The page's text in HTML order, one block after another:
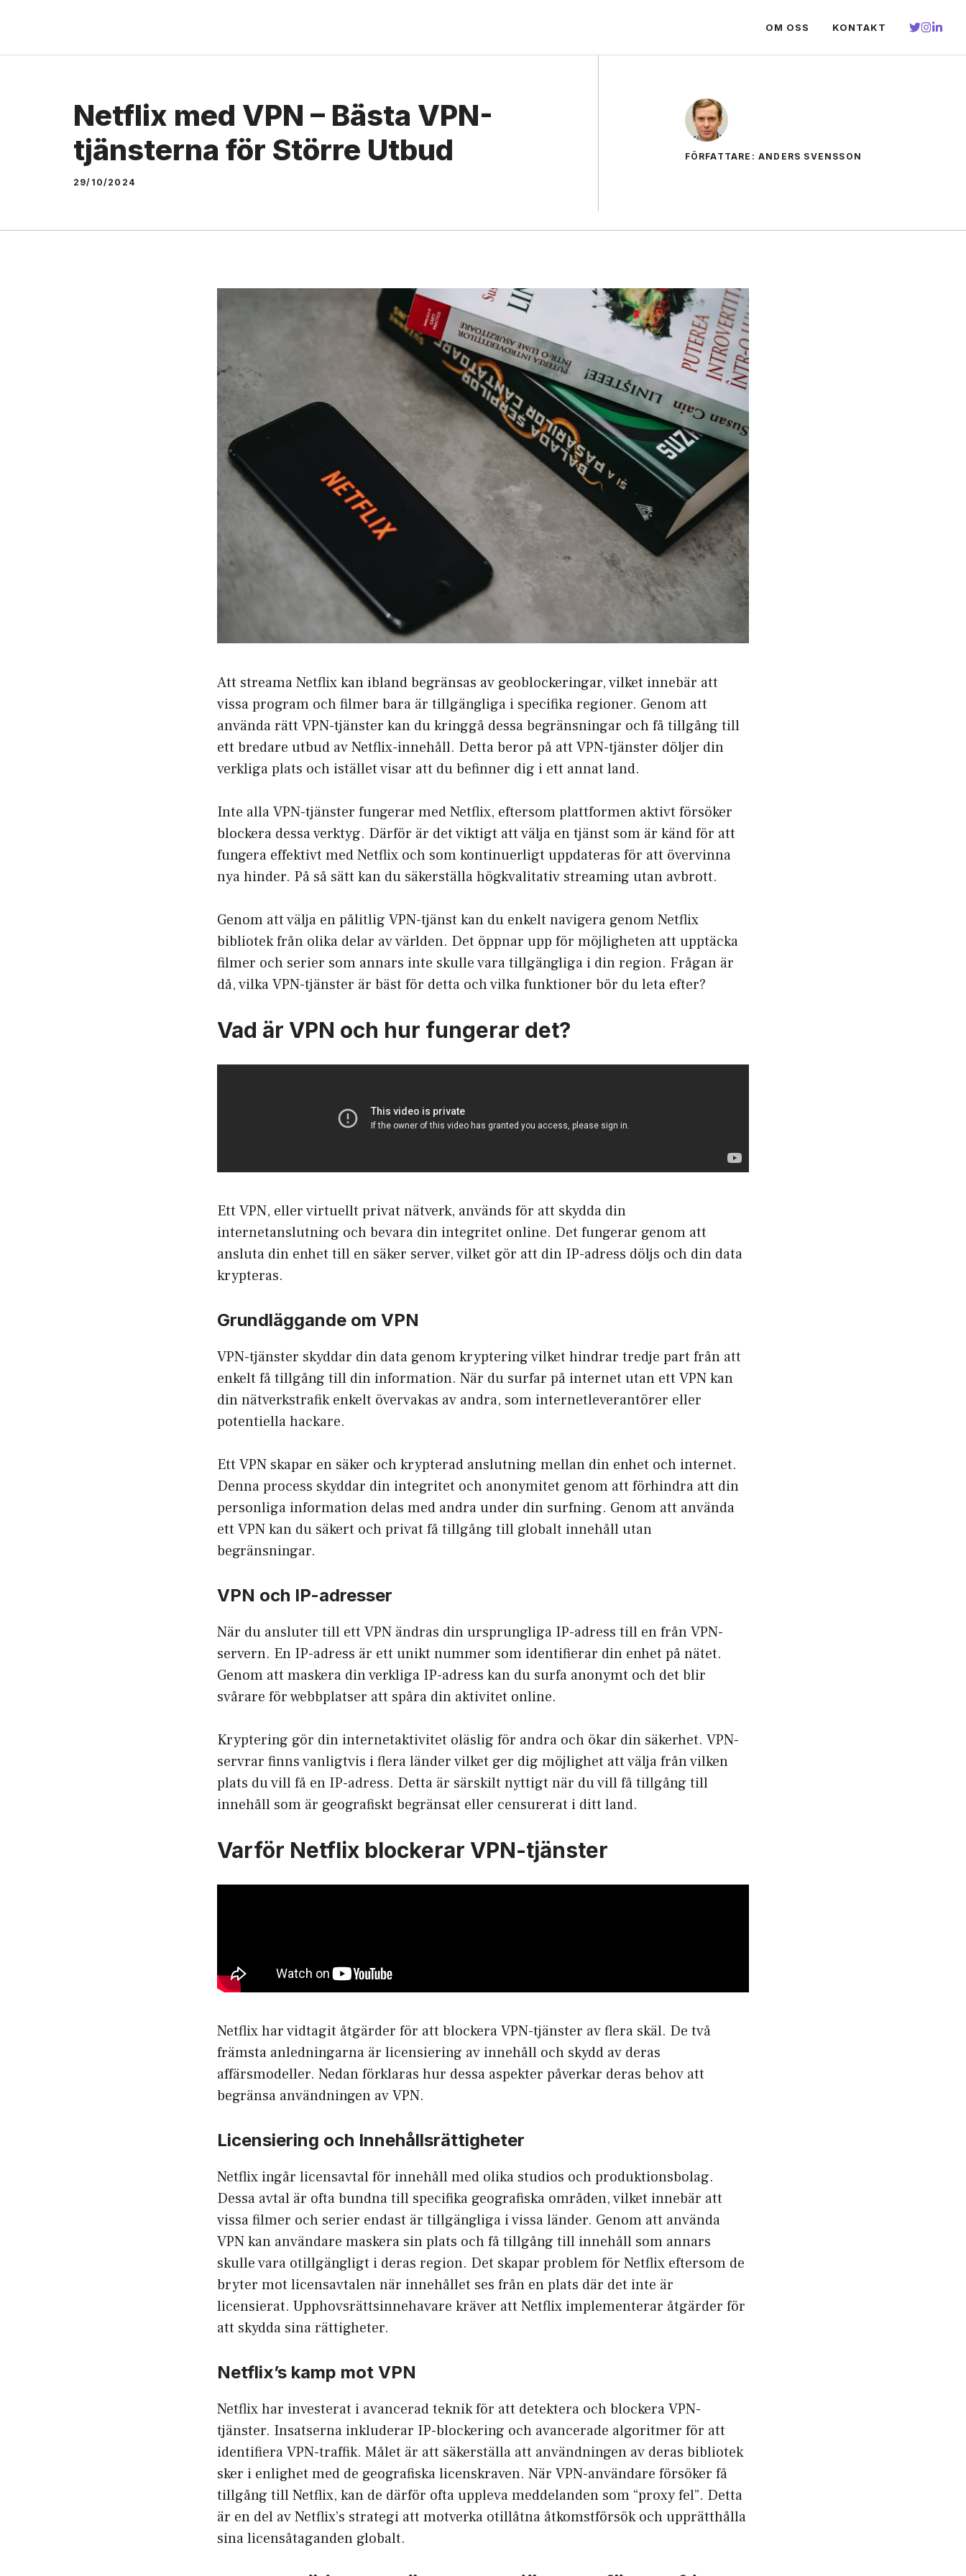
content
OM OSS KONTAKT
Netflix med VPN – Bästa VPN-
tjänsterna för Större Utbud
29/10/2024
FÖRFATTARE: ANDERS SVENSSON
Att streama Netflix kan ibland begränsas av geoblockeringar, vilket innebär att
vissa program och filmer bara är tillgängliga i specifika regioner. Genom att
använda rätt VPN-tjänster kan du kringgå dessa begränsningar och få tillgång till
ett bredare utbud av Netflix-innehåll. Detta beror på att VPN-tjänster döljer din
verkliga plats och istället visar att du befinner dig i ett annat land.
Inte alla VPN-tjänster fungerar med Netflix, eftersom plattformen aktivt försöker
blockera dessa verktyg. Därför är det viktigt att välja en tjänst som är känd för att
fungera effektivt med Netflix och som kontinuerligt uppdateras för att övervinna
nya hinder. På så sätt kan du säkerställa högkvalitativ streaming utan avbrott.
Genom att välja en pålitlig VPN-tjänst kan du enkelt navigera genom Netflix
bibliotek från olika delar av världen. Det öppnar upp för möjligheten att upptäcka
filmer och serier som annars inte skulle vara tillgängliga i din region. Frågan är
då, vilka VPN-tjänster är bäst för detta och vilka funktioner bör du leta efter?
Vad är VPN och hur fungerar det?
Ett VPN, ellervirtuellt privat nätverk, används för att skydda din
internetanslutning och bevara din integritet online. Det fungerar genom att
ansluta din enhet till en säker server, vilket gör att din IP-adress döljs och din data
krypteras.
Grundläggande om VPN
VPN-tjänster skyddar din data genom kryptering vilket hindrar tredje part från att
enkelt få tillgång till din information. När du surfar på internet utan ett VPN kan
din nätverkstrafik enkelt övervakas av andra, som internetleverantörer eller
potentiella hackare.
Ett VPN skapar en säker och krypterad anslutning mellan din enhet och internet.
Denna process skyddar din integritet och anonymitet genom att förhindra att din
personliga information delas med andra under din surfning. Genom att använda
ett VPN kan du säkert och privat få tillgång till globalt innehåll utan
begränsningar.
VPN och IP-adresser
När du ansluter till ett VPN ändras din ursprungliga IP-adress till en från VPN-
servern. En IP-adress är ett unikt nummer som identifierar din enhet på nätet.
Genom att maskera din verkliga IP-adress kan du surfa anonymt och det blir
svårare för webbplatser att spåra din aktivitet online.
Kryptering gör din internetaktivitet oläslig för andra och ökar din säkerhet. VPN-
servrar finns vanligtvis i flera länder vilket ger dig möjlighet att välja från vilken
plats du vill få en IP-adress. Detta är särskilt nyttigt när du vill få tillgång till
innehåll som är geografiskt begränsat eller censurerat i ditt land.
Varför Netflix blockerar VPN-tjänster
Netflix har vidtagit åtgärder för att blockera VPN-tjänster av flera skäl. De två
främsta anledningarna är licensiering av innehåll och skydd av deras
affärsmodeller. Nedan förklaras hur dessa aspekter påverkar deras behov att
begränsa användningen av VPN.
Licensiering och Innehållsrättigheter
Netflix ingår licensavtal för innehåll med olika studios och produktionsbolag.
Dessa avtal är ofta bundna till specifika geografiska områden, vilket innebär att
vissa filmer och serier endast är tillgängliga i vissa länder. Genom att använda
VPN kan användare maskera sin plats och få tillgång till innehåll som annars
skulle vara otillgängligt i deras region. Det skapar problem för Netflix eftersom de
bryter mot licensavtalen när innehållet ses från en plats där det inte är
licensierat. Upphovsrättsinnehavare kräver att Netflix implementerar åtgärder för
att skydda sina rättigheter.
Netflix’s kamp mot VPN
Netflix har investerat i avancerad teknik för att detektera och blockera VPN-
tjänster. Insatserna inkluderar IP-blockering och avancerade algoritmer för att
identifiera VPN-traffik. Målet är att säkerställa att användningen av deras bibliotek
sker i enlighet med de geografiska licenskraven. När VPN-användare försöker få
tillgång till Netflix, kan de därför ofta uppleva meddelanden som “proxy fel”. Detta
är en del av Netflix’s strategi att motverka otillåtna åtkomstförsök och upprätthålla
sina licensåtaganden globalt.